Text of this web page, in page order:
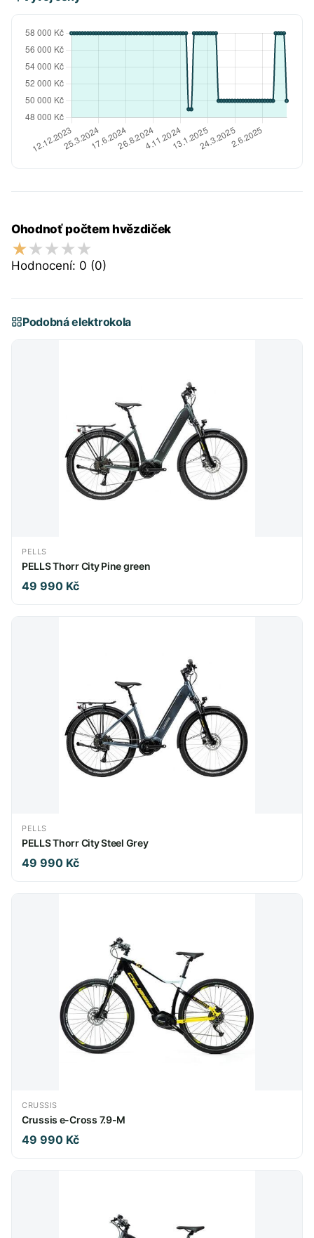
Ohodnoť počtem hvězdiček
Hodnocení: 0 (0)
Podobná elektrokola
PELLS
PELLS Thorr City Pine green
49 990 Kč
PELLS
PELLS Thorr City Steel Grey
49 990 Kč
CRUSSIS
Crussis e-Cross 7.9-M
49 990 Kč